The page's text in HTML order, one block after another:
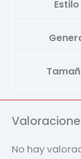
Estilo
No hay